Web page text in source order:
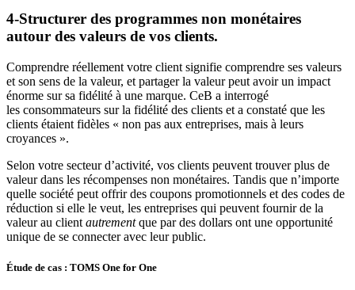
4-Structurer des programmes non monétaires
autour des valeurs de vos clients.
Comprendre réellement votre client signifie comprendre ses valeurs
et son sens de la valeur, et partager la valeur peut avoir un impact
énorme sur sa fidélité à une marque. CeB a interrogé
les consommateurs sur la fidélité des clients et a constaté que les
clients étaient fidèles « non pas aux entreprises, mais à leurs
croyances ».
Selon votre secteur d’activité, vos clients peuvent trouver plus de
valeur dans les récompenses non monétaires. Tandis que n’importe
quelle société peut offrir des coupons promotionnels et des codes de
réduction si elle le veut, les entreprises qui peuvent fournir de la
valeur au client autrementque par des dollars ont une opportunité
unique de se connecter avec leur public.
Étude de cas : TOMS One for One